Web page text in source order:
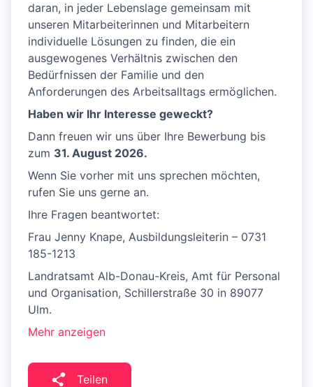
daran, in jeder Lebenslage gemeinsam mit
unseren Mitarbeiterinnen und Mitarbeitern
individuelle Lösungen zu finden, die ein
ausgewogenes Verhältnis zwischen den
Bedürfnissen der Familie und den
Anforderungen des Arbeitsalltags ermöglichen.
Haben wir Ihr Interesse geweckt?
Dann freuen wir uns über Ihre Bewerbung bis
zum 31. August 2026.
Wenn Sie vorher mit uns sprechen möchten,
rufen Sie uns gerne an.
Ihre Fragen beantwortet:
Frau Jenny Knape, Ausbildungsleiterin – 0731
185-1213
Landratsamt Alb-Donau-Kreis, Amt für Personal
und Organisation, Schillerstraße 30 in 89077
Ulm.
Mehr anzeigen
Teilen